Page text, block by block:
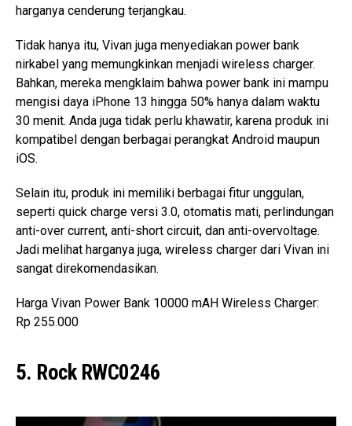
harganya cenderung terjangkau.
Tidak hanya itu, Vivan juga menyediakan power bank
nirkabel yang memungkinkan menjadi wireless charger.
Bahkan, mereka mengklaim bahwa power bank ini mampu
mengisi daya iPhone 13 hingga 50% hanya dalam waktu
30 menit. Anda juga tidak perlu khawatir, karena produk ini
kompatibel dengan berbagai perangkat Android maupun
iOS.
Selain itu, produk ini memiliki berbagai fitur unggulan,
seperti quick charge versi 3.0, otomatis mati, perlindungan
anti-over current, anti-short circuit, dan anti-overvoltage.
Jadi melihat harganya juga, wireless charger dari Vivan ini
sangat direkomendasikan.
Harga Vivan Power Bank 10000 mAH Wireless Charger:
Rp 255.000
5. Rock RWC0246